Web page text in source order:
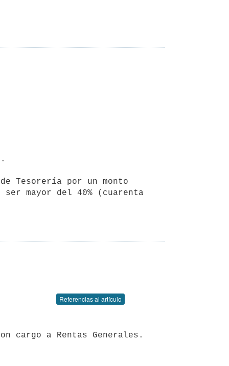
Tesorería por un monto
mayor del 40% (cuarenta
Referencias al artículo